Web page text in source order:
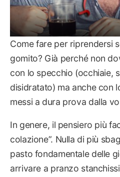
Come fare per riprendersi
gomito? Già perché non
con lo specchio (occhiaie,
disidratato) ma anche con
messi a dura prova dalla
In genere, il pensiero più
colazione”. Nulla di più
pasto fondamentale delle
arrivare a pranzo